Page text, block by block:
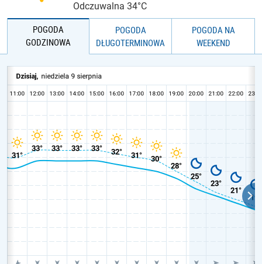
Odczuwalna 34°C
POGODA
GODZINOWA
POGODA
DŁUGOTERMINOWA
POGODA NA
WEEKEND